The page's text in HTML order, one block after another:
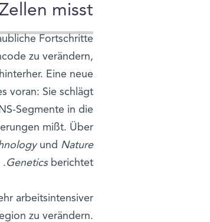
misst
Fortschritte
zu verändern,
Eine neue
voran: Sie schlägt
Segmente in die
mißt. Über
und Nature
Geneticsberichtet.
arbeitsintensiver
zu verändern.